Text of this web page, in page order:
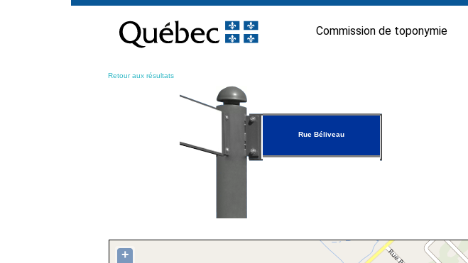
contenu
Commission de toponymie
Retour aux résultats
Rue Béliveau
+